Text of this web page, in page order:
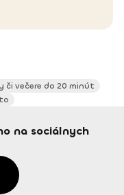
či večere do 20 minút
na sociálnych